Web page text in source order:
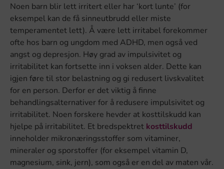
Noen barn blir lett irritert eller har ‘kort lunte’ (for
eksempel kan de få sinneutbrudd eller miste
temperamentet lett). Å være lett irritabel forekommer
ofte hos barn og ungdom med ADHD, men også ved
angst og depresjon. Høy grad av impulsivitet og
irritabilitet kan fortsette inn i voksen alder. Dette kan
igjen føre til stor belastning og gi redusert livskvalitet
for en person. Derfor er det viktig å finne
behandlingsalternativer for å redusere impulsivitet og
irritabilitet. Noen forskere hevder at kosttilskudd kan
hjelpe på irritabilitet. Et bredspektret kosttilskudd
inneholder mikronæringsstoffer som vitaminer,
mineraler og sporstoffer (for eksempel vitamin D,
magnesium, sink, jern), som også er en del av maten vår.